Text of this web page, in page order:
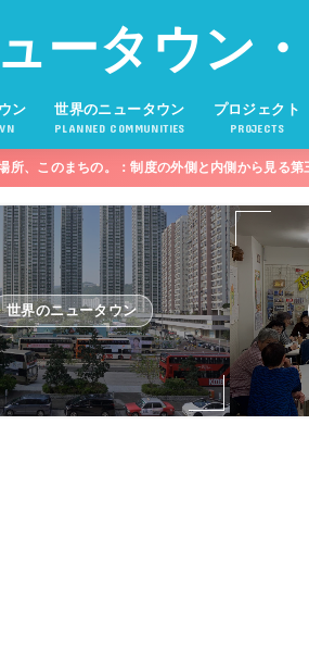
ータウン
ン 世界のニュータウン
PLANNED COMMUNITIES
プロジェクト
PROJECTS
所、このまちの。：制度の外側と内側から見る
世界のニュータウン